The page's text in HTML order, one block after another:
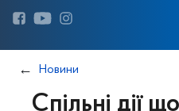
Новини
Спільні дії